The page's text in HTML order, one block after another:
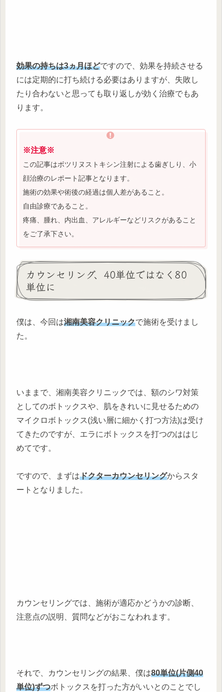
効果の持ちは3ヵ月ほどですので、効果を持続させる
には定期的に打ち続ける必要はありますが、失敗し
たり合わないと思っても取り返しが効く治療でもあ
ります。
※注意※
この記事はボツリヌストキシン注射による歯ぎしり、小
顔治療のレポート記事となります。
施術の効果や術後の経過は個人差があること。
自由診療であること。
疼痛、腫れ、内出血、アレルギーなどリスクがあること
をご了承下さい。
カウンセリング、40単位ではなく80
単位に
僕は、今回は湘南美容クリニックで施術を受けまし
た。
いままで、湘南美容クリニックでは、額のシワ対策
としてのボトックスや、肌をきれいに見せるための
マイクロボトックス(浅い層に細かく打つ方法)は受け
てきたのですが、エラにボトックスを打つのははじ
めてです。
ですので、まずはドクターカウンセリングからスタ
ートとなりました。
カウンセリングでは、施術が適応かどうかの診断、
注意点の説明、質問などがおこなわれます。
それで、カウンセリングの結果、僕は80単位(片側40
単位)ずつボトックスを打った方がいいとのことでし